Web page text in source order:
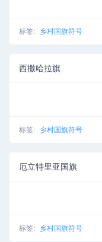
标签: 乡村国旗符号
西撒哈拉旗
标签: 乡村国旗符号
厄立特里亚国旗
标签: 乡村国旗符号